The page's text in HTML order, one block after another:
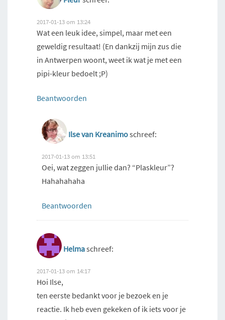
2017-01-13 om 13:24
Wat een leuk idee, simpel, maar met een
geweldig resultaat! (En dankzij mijn zus die
in Antwerpen woont, weet ik wat je met een
pipi-kleur bedoelt ;P)
Beantwoorden
Ilse van Kreanimoschreef:
2017-01-13 om 13:51
Oei, wat zeggen jullie dan? “Plaskleur”?
Hahahahaha
Beantwoorden
Helmaschreef:
2017-01-13 om 14:17
Hoi Ilse,
ten eerste bedankt voor je bezoek en je
reactie. Ik heb even gekeken of ik iets voor je